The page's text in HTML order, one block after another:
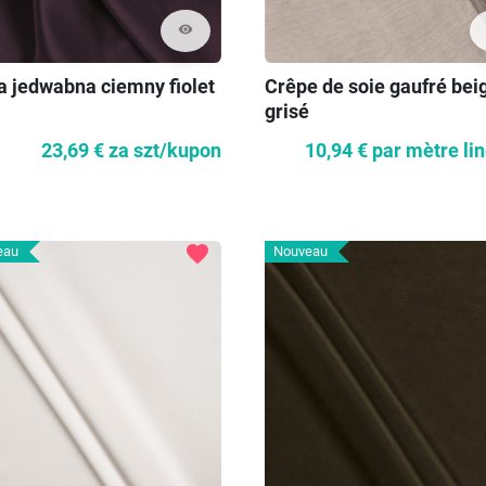
visibility
jedwabna ciemny fiolet
23,69 €za szt/kupon
Crêpe de soie gaufré
grisé
10,94 € par mètre
favorite Nouveau